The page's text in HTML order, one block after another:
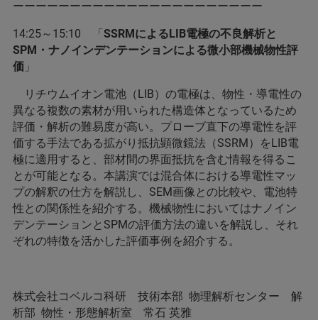
ーーーーーーーーーーーーーーーーーーーーーー
14:25～15:10 「SSRMによるLIB電極の不良解析と
SPM・ナノインデンテーションによる微小部機械物性評
価 」
リチウムイオン電池（LIB）の電極は、物性・導電性の
異なる複数の素材が用いられた構造体となっているため
評価・解析の難易度が高い。プローブ直下の導電性を評
価する手法である拡がり抵抗顕微鏡法（SSRM）をLIB電
極に適用すると、部材間の界面抵抗を含む情報を得るこ
とが可能となる。本講演では混合体における導電性マッ
プの解釈の仕方を解説し、SEM画像との比較や、電池特
性との関係性を紹介する。機械物性においてはナノイン
デンテーションとSPMの評価方法の違いを解説し、それ
ぞれの特徴を活かした評価事例を紹介する。
株式会社コベルコ科研 技術本部 物理解析センター 解
析部 物性・形態解析室 常石 英雅